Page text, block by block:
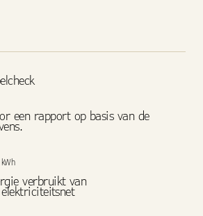
een rapport op basis van de
verbruikt van